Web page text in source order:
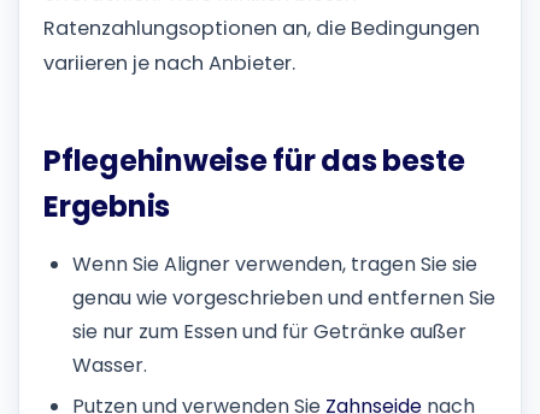
Ratenzahlungsoptionen an, die Bedingungen
variieren je nach Anbieter.
Pflegehinweise für das beste
Ergebnis
Wenn Sie Aligner verwenden, tragen Sie sie
genau wie vorgeschrieben und entfernen Sie
sie nur zum Essen und für Getränke außer
Wasser.
Putzen und verwenden Sie Zahnseide nach